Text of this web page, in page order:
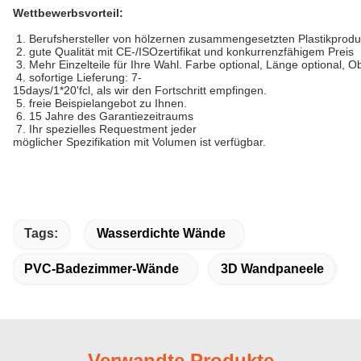
Wettbewerbsvorteil:
1. Berufshersteller von hölzernen zusammengesetzten
2. gute Qualität mit CE-/ISOzertifikat und konkurrenzfähigem Preis
3. Mehr Einzelteile für Ihre Wahl. Farbe optional, Länge optional,
4. sofortige Lieferung: 7-
15days/1*20'fcl, als wir den Fortschritt empfingen.
5. freie Beispielangebot zu Ihnen.
6. 15 Jahre des Garantiezeitraums
7. Ihr spezielles Requestment jeder
möglicher Spezifikation mit Volumen ist verfügbar.
Tags: Wasserdichte Wände
PVC-Badezimmer-Wände 3D Wandpaneele